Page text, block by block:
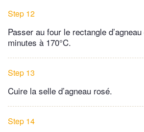
Step 12
Passer au four le rectangle
minutes à 170°C.
Step 13
Cuire la selle d’agneau rosé.
Step 14